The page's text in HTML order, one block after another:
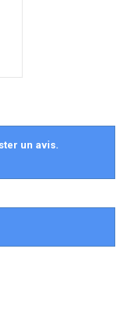
un avis.